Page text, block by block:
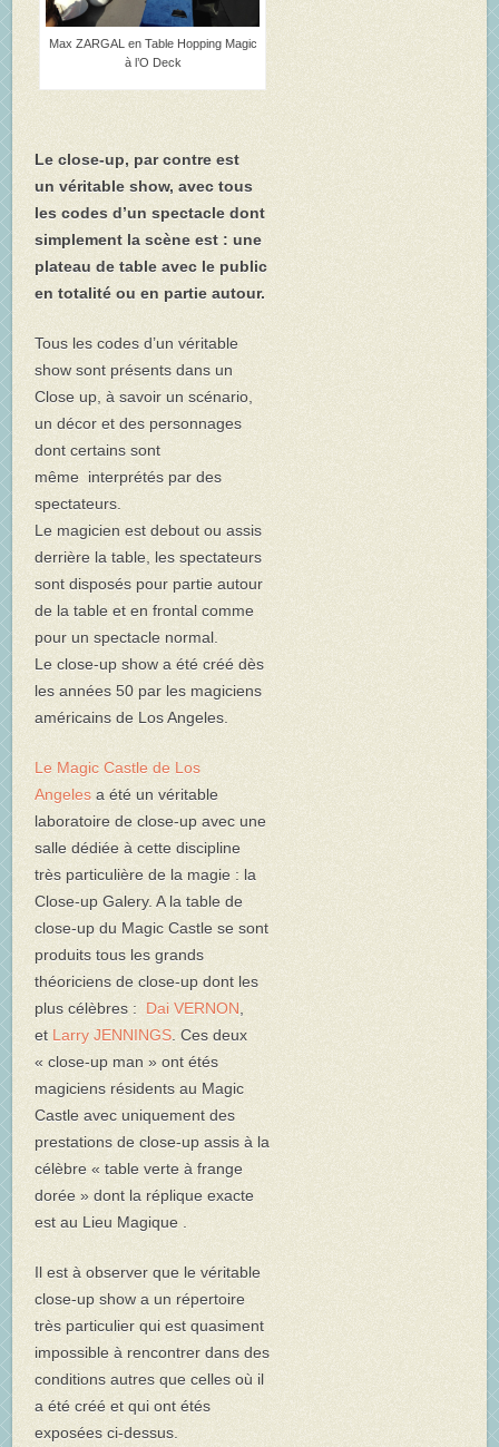
Max ZARGAL en Table Hopping Magic
à l’O Deck
Le close-up, par contre est
un véritable show, avec tous
les codes d’un spectacle dont
simplement la scène est : une
plateau de table avec le public
en totalité ou en partie autour.
Tous les codes d’un véritable
show sont présents dans un
Close up, à savoir un scénario,
un décor et des personnages
dont certains sont
même interprétés par des
spectateurs.
Le magicien est debout ou assis
derrière la table, les spectateurs
sont disposés pour partie autour
de la table et en frontal comme
pour un spectacle normal.
Le close-up show a été créé dès
les années 50 par les magiciens
américains de Los Angeles.
Le Magic Castle de Los
Angeles a été un véritable
laboratoire de close-up avec une
salle dédiée à cette discipline
très particulière de la magie : la
Close-up Galery. A la table de
close-up du Magic Castle se sont
produits tous les grands
théoriciens de close-up dont les
plus célèbres :
Dai VERNON,
et Larry JENNINGS. Ces deux
« close-up man » ont étés
magiciens résidents au Magic
Castle avec uniquement des
prestations de close-up assis à la
célèbre « table verte à frange
dorée » dont la réplique exacte
est au Lieu Magique .
Il est à observer que le véritable
close-up show a un répertoire
très particulier qui est quasiment
impossible à rencontrer dans des
conditions autres que celles où il
a été créé et qui ont étés
exposées ci-dessus.